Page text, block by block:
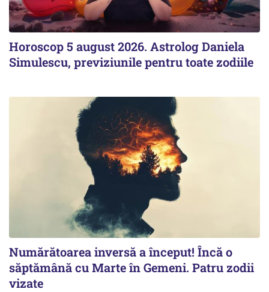
Horoscop 5 august 2026. Astrolog Daniela
Simulescu, previziunile pentru toate zodiile
Numărătoarea inversă a început! Încă o
săptămână cu Marte în Gemeni. Patru zodii
vizate